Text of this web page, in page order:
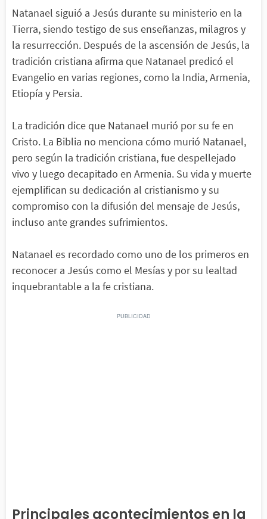
Natanael siguió a Jesús durante su ministerio en la
Tierra, siendo testigo de sus enseñanzas, milagros y
la resurrección. Después de la ascensión de Jesús, la
tradición cristiana afirma que Natanael predicó el
Evangelio en varias regiones, como la India, Armenia,
Etiopía y Persia.
La tradición dice que Natanael murió por su fe en
Cristo. La Biblia no menciona cómo murió Natanael,
pero según la tradición cristiana, fue despellejado
vivo y luego decapitado en Armenia. Su vida y muerte
ejemplifican su dedicación al cristianismo y su
compromiso con la difusión del mensaje de Jesús,
incluso ante grandes sufrimientos.
Natanael es recordado como uno de los primeros en
reconocer a Jesús como el Mesías y por su lealtad
inquebrantable a la fe cristiana.
Principales acontecimientos en la